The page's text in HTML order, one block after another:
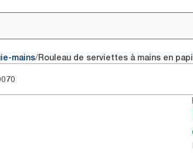
mains/Rouleau de serviettes à mains en